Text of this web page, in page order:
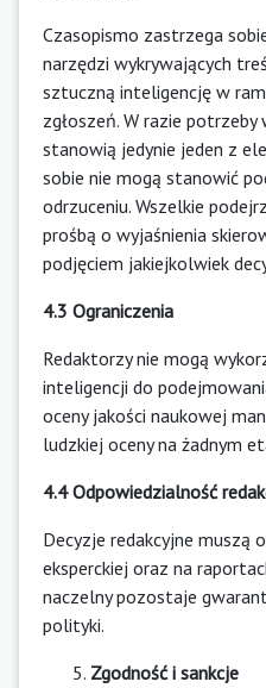
Czasopismo zastrzega
narzędzi wykrywających
sztuczną inteligencję w
zgłoszeń. W razie
stanowią jedynie jeden z
sobie nie mogą stanowić
odrzuceniu. Wszelkie
prośbą o wyjaśnienia
podjęciem jakiejkolwiek
4.3 Ograniczenia
Redaktorzy nie mogą
inteligencji do
oceny jakości naukowej
ludzkiej oceny na żadnym
4.4 Odpowiedzialność
Decyzje redakcyjne muszą
eksperckiej oraz na
naczelny pozostaje
polityki.
Zgodność i sankcje